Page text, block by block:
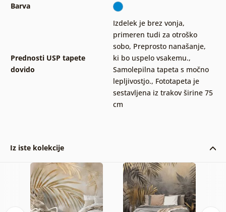
Barva
Prednosti USP tapete
dovido
Izdelek je brez vonja,
primeren tudi za otroško
sobo, Preprosto nanašanje,
ki bo uspelo vsakemu.,
Samolepilna tapeta s močno
lepljivostjo., Fototapeta je
sestavljena iz trakov širine 75
cm
Iz iste kolekcije